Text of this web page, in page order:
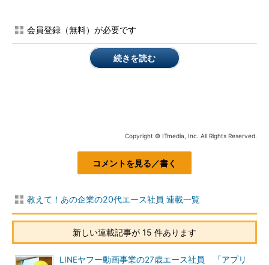
会員登録（無料）が必要です
続きを読む
Copyright © ITmedia, Inc. All Rights Reserved.
コメントを見る／書く
教えて！あの企業の20代エース社員 連載一覧
新しい連載記事が 15 件あります
LINEヤフー動画事業の27歳エース社員 「アプリ